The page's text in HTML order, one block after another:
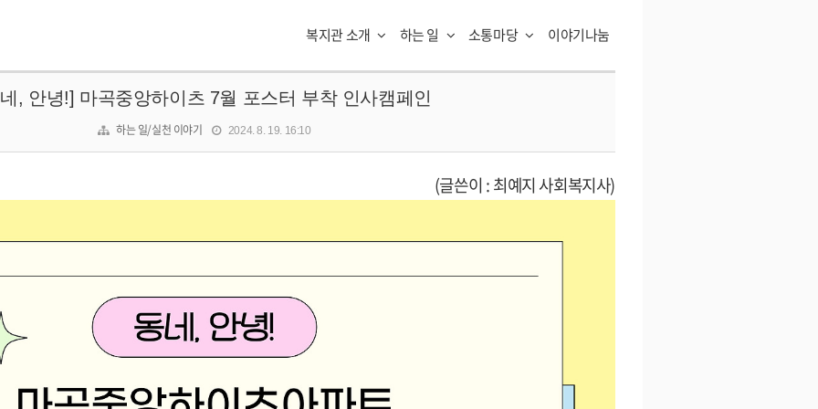
복지관 소개 하는 일 소통마당 이야기나눔
, 안녕!] 마곡중앙하이츠 7월 포스터 부착 인사캠페인
하는 일/실천 이야기 2024. 8. 19. 16:10
(글쓴이 : 최예지 사회복지사)